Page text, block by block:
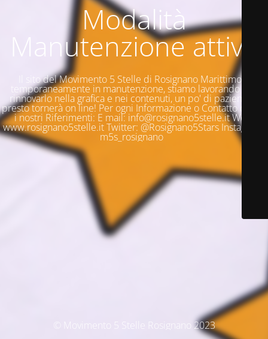
Modalità
Manutenzione attiva
Il sito del Movimento 5 Stelle di Rosignano Marittimo è
temporaneamente in manutenzione, stiamo lavorando per
rinnovarlo nella grafica e nei contenuti, un po' di pazienza e
presto tornerà on line! Per ogni Informazione o Contatto questi
i nostri Riferimenti: E mail: info@rosignano5stelle.it Web:
www.rosignano5stelle.it Twitter: @Rosignano5Stars Instagram:
m5s_rosignano
© Movimento 5 Stelle Rosignano 2023